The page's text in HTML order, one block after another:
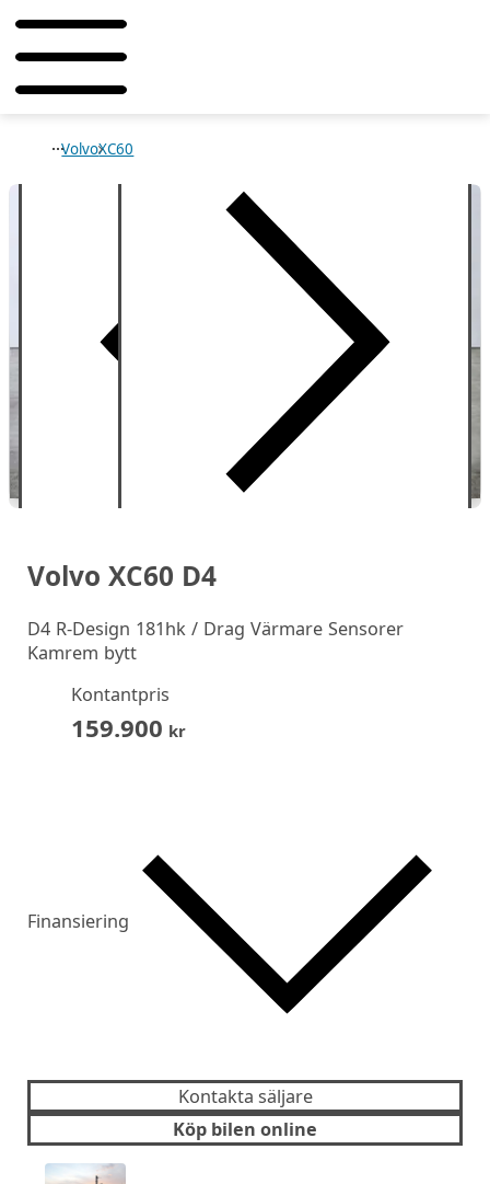
VolvoXC60
Volvo XC60 D4
D4 R-Design 181hk / Drag Värmare Sensorer
Kamrem bytt
Kontantpris
159.900 kr
Finansiering
Kontakta säljare
Köp bilen online